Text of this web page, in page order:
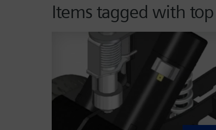
Items tagged with